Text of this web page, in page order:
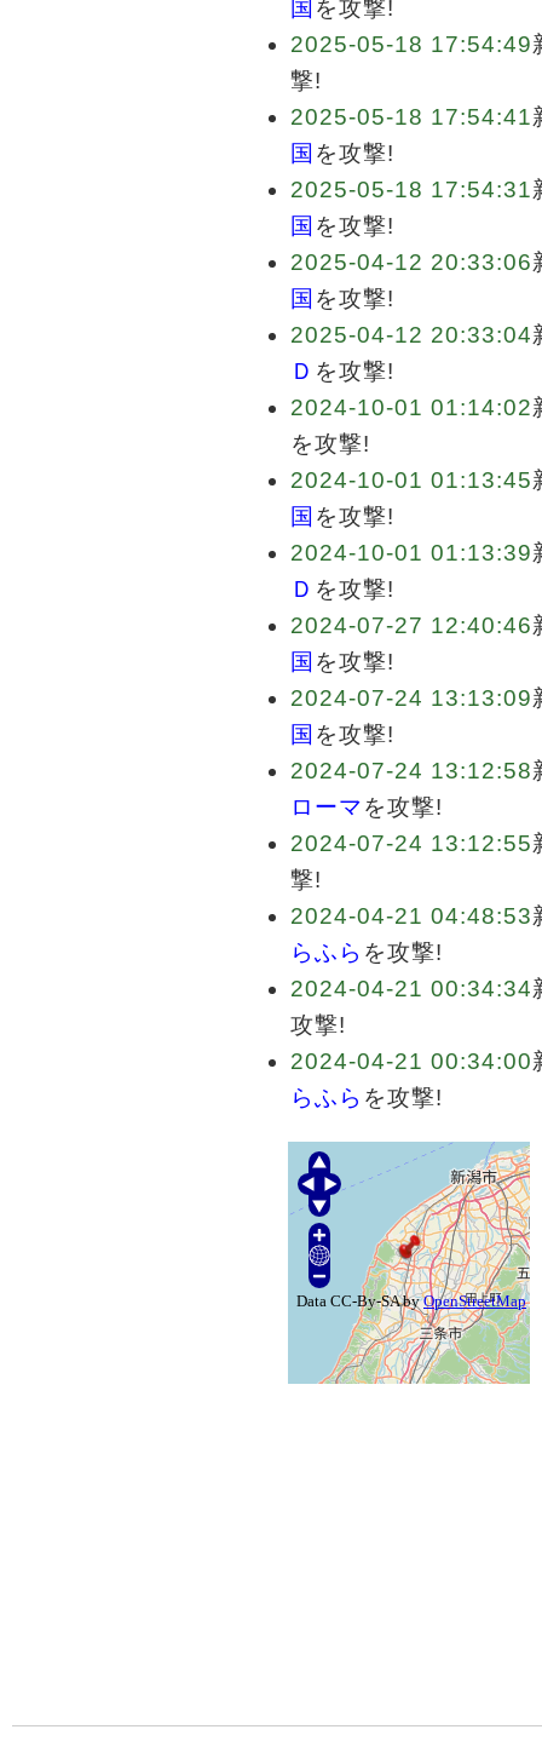
国 を攻撃!
2025-05-18 17:54:49
撃!
2025-05-18 17:54:41
国 を攻撃!
2025-05-18 17:54:31
国 を攻撃!
2025-04-12 20:33:06
国 を攻撃!
2025-04-12 20:33:04
Ｄ を攻撃!
2024-10-01 01:14:02
を攻撃!
2024-10-01 01:13:45
国 を攻撃!
2024-10-01 01:13:39
Ｄ を攻撃!
2024-07-27 12:40:46
国 を攻撃!
2024-07-24 13:13:09
国 を攻撃!
2024-07-24 13:12:58
ローマを攻撃!
2024-07-24 13:12:55
撃!
2024-04-21 04:48:53
らふら を攻撃!
2024-04-21 00:34:34
攻撃!
2024-04-21 00:34:00
らふら を攻撃!